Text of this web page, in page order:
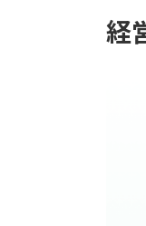
経